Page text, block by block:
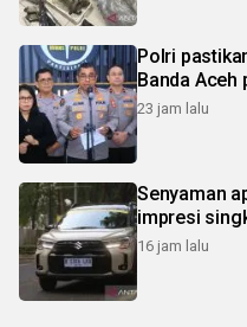
Polri
Banda
23 jam lalu
Senyaman
impresi
16 jam lalu